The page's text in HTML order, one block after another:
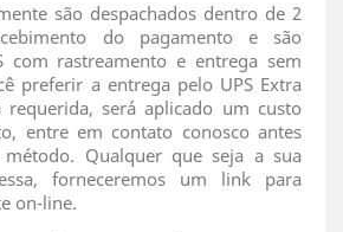
são despachados dentro de 2
do pagamento e são
com rastreamento e entrega sem
preferir a entrega pelo UPS Extra
requerida, será aplicado um custo
entre em contato conosco antes
Qualquer que seja a sua
forneceremos um link para
on-line.